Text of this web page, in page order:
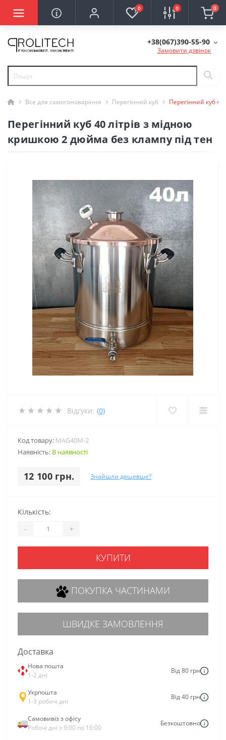
0 0 0
+38(067)390-55-90
Замовити дзвінок
Все для самогоноваріння Перегінний куб Перегінний куб
Перегінний куб 40 літрів з мідною
кришкою 2 дюйма без клампу під тен
Відгуки: (0)
Код товару: MAG40M-2
Наявність: В наявності
12 100 грн. Знайшли дешевше?
Кількість:
- +
КУПИТИ
ПОКУПКА ЧАСТИНАМИ
ШВИДКЕ ЗАМОВЛЕННЯ
Доставка
Нова пошта
1-2 дні
Від 80 грн
Укрпошта
1-3 робочі дні
Від 40 грн
Самовивіз з офісу
Робочі дні з 9:00 по 16:00
Безкоштовно